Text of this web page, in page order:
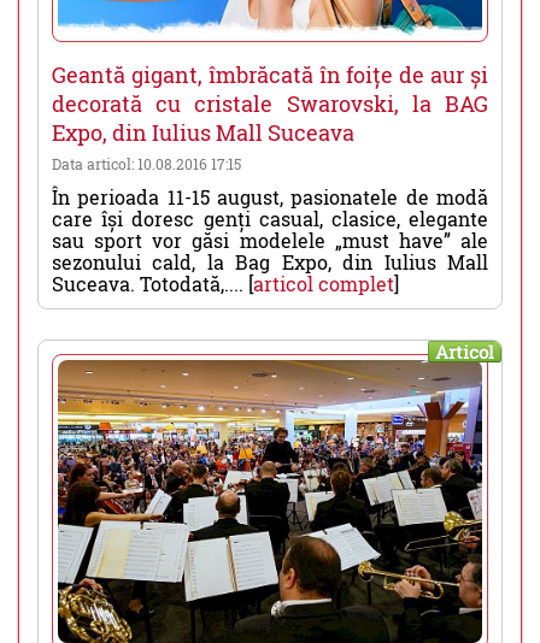
Geantă gigant, îmbrăcată în foițe de aur și
decorată cu cristale Swarovski, la BAG
Expo, din Iulius Mall Suceava
Data articol: 10.08.2016 17:15
În perioada 11-15 august, pasionatele de modă
care își doresc genți casual, clasice, elegante
sau sport vor găsi modelele „must have” ale
sezonului cald, la Bag Expo, din Iulius Mall
Suceava. Totodată,.... [articol complet]
Articol